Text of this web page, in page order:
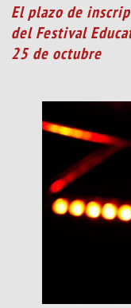
El plazo de
del Festival
25 de octubre